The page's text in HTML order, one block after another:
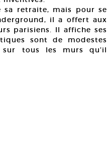
sa retraite, mais pour se
il a offert aux
parisiens. Il affiche ses
sont de modestes
tous les murs qu’il